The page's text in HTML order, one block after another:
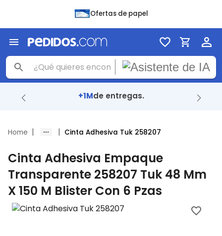
Ofertas de papel
+1Mde entregas.
Home | | Cinta Adhesiva Tuk 258207
Cinta Adhesiva Empaque
Transparente 258207 Tuk 48 Mm
X 150 M Blister Con 6 Pzas